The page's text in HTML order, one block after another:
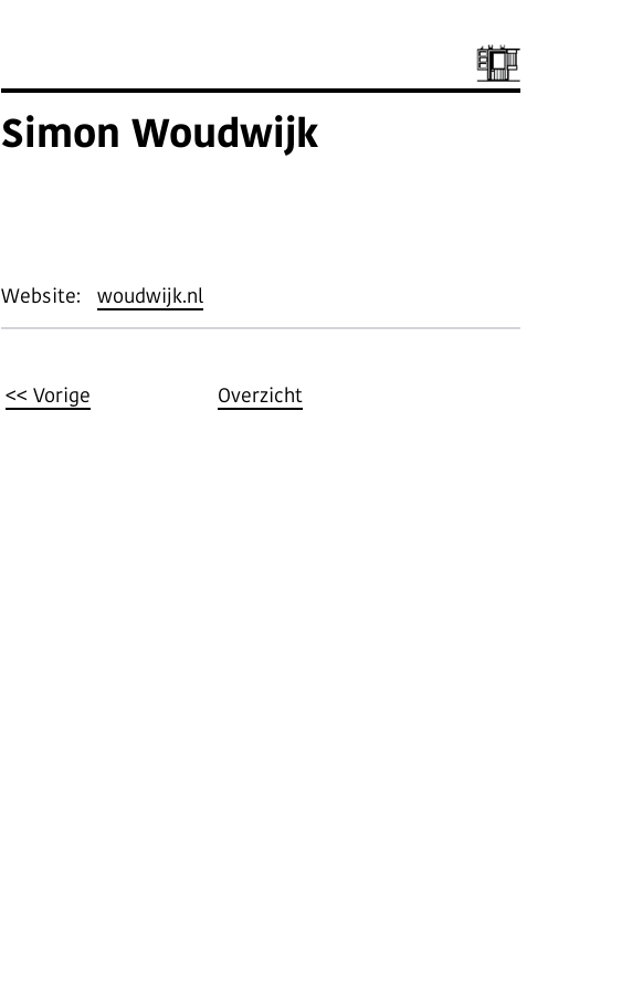
Simon Woudwijk
Website: woudwijk.nl
<< Vorige Overzicht